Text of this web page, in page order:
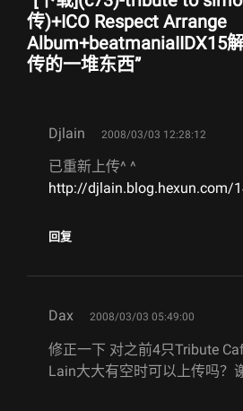
传)+ICO Respect Arrange
Album+beatmaniaIIDX15
传的一堆东西”
Djlain says:
2008/03/03 12:28:12
已重新上传^ ^
http://djlain.blog.hexun.com/
回复
Dax says:
2008/03/03 05:49:00
修正一下 对之前4只Tribute
Lain大大有空时可以上传吗？